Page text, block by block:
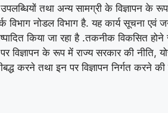
तथा अन्य सामग्री के विज्ञापन
नोडल विभाग है. यह कार्य सूचना एवं
किया जा रहा है .तकनीक विकसित
विज्ञापन के रूप में राज्य सरकार की नीति,
करने तथा इन पर विज्ञापन निर्गत करने